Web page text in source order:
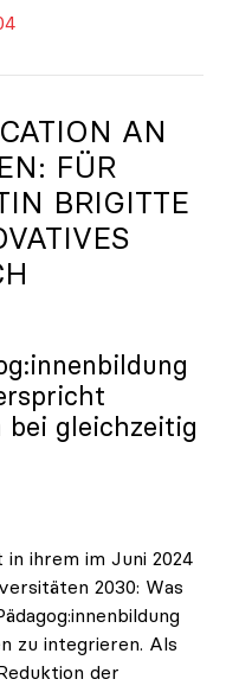
AN
FÜR
BRIGITTE
bei gleichzeitig
ihrem im Juni 2024
2030: Was
zu integrieren. Als
der